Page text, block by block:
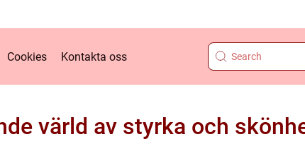
Cookies Kontakta oss
värld av styrka och